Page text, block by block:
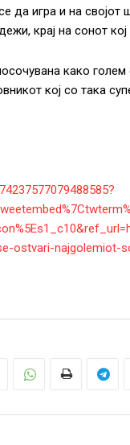
да игра и на
крај на сонот
како
кој со така
ostvari-najgolemiot-